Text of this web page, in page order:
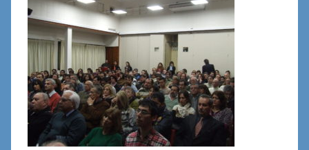
Redes,
Cableado
Virtualidad